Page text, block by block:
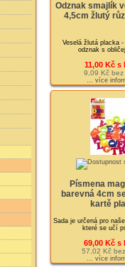
Odznak smajlík
4,5cm žlutý
Veselá žlutá placka
odznak s
11,00 Kč s
9,09 Kč bez
... více
Písmena
barevná 4cm
kartě
Sada je určená pro
které se učí
69,00 Kč s
57,02 Kč
... více